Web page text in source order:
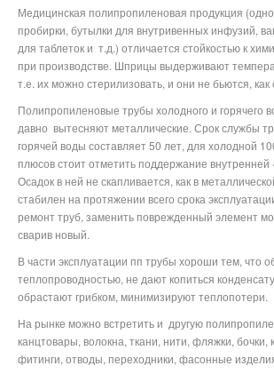
Медицинская полипропиленовая продукция
пробирки, бутылки для внутривенных инфузий,
для таблеток и т.д.) отличается стойкостью к
при производстве. Шприцы выдерживают
т.е. их можно стерилизовать, и они не бьются, как
Полипропиленовые трубы холодного и горячего
давно вытесняют металлические. Срок службы
горячей воды составляет 50 лет, для холодной
плюсов стоит отметить поддержание внутренней
Осадок в ней не скапливается, как в
стабилен на протяжении всего срока
ремонт труб, заменить поврежденный элемент
сварив новый.
В части эксплуатации пп трубы хороши тем, что
теплопроводностью, не дают копиться
обрастают грибком, минимизируют теплопотери.
На рынке можно встретить и другую
канцтовары, волокна, ткани, нити, фляжки, бочки,
фитинги, отводы, переходники, фасонные